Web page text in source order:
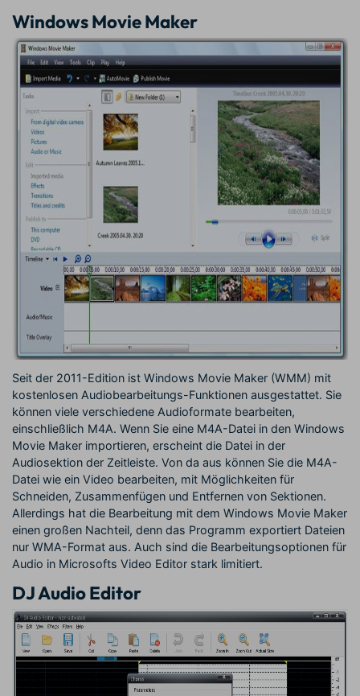
Windows Movie Maker
Seit der 2011-Edition ist Windows Movie Maker (WMM) mit
kostenlosen Audiobearbeitungs-Funktionen ausgestattet. Sie
können viele verschiedene Audioformate bearbeiten,
einschließlich M4A. Wenn Sie eine M4A-Datei in den Windows
Movie Maker importieren, erscheint die Datei in der
Audiosektion der Zeitleiste. Von da aus können Sie die M4A-
Datei wie ein Video bearbeiten, mit Möglichkeiten für
Schneiden, Zusammenfügen und Entfernen von Sektionen.
Allerdings hat die Bearbeitung mit dem Windows Movie Maker
einen großen Nachteil, denn das Programm exportiert Dateien
nur WMA-Format aus. Auch sind die Bearbeitungsoptionen für
Audio in Microsofts Video Editor stark limitiert.
DJ Audio Editor